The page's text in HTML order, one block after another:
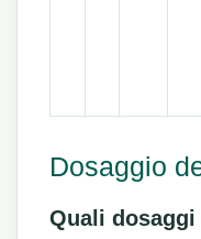
Dosaggio
Quali